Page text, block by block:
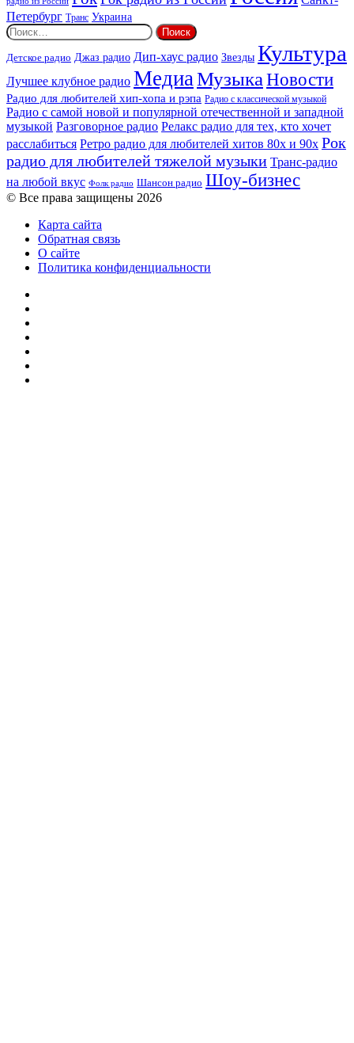
Петербург Транс Украина
Найти:
Детское радио Джаз радио Дип-хаус радио Звезды Культура
Лучшее клубное радио МедиаМузыкаНовости
Радио для любителей хип-хопа и рэпа Радио с классической музыкой
Радио с самой новой и популярной отечественной и западной
музыкой Разговорное радио Релакс радио для тех, кто хочет
расслабиться Ретро радио для любителей хитов 80х и 90х Рок
радио для любителей тяжелой музыки Транс-радио
на любой вкус Фолк радио Шансон радио Шоу-бизнес
© Все права защищены 2026
Карта сайта
Обратная связь
О сайте
Политика конфиденциальности